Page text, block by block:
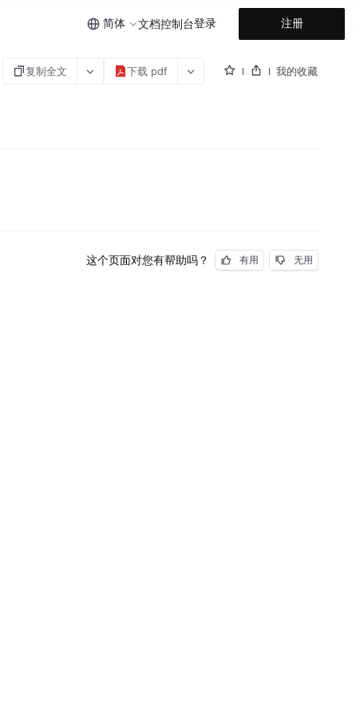
简体 文档控制台登录 注册
复制全文 下载 pdf 我的收藏
这个页面对您有帮助吗？ 有用 无用